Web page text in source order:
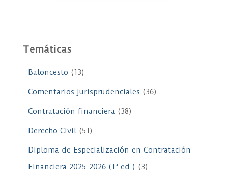
Temáticas
Baloncesto (13)
Comentarios jurisprudenciales (36)
Contratación financiera (38)
Derecho Civil(51)
Diploma de Especialización en Contratación
Financiera 2025-2026 (1ª ed.) (3)